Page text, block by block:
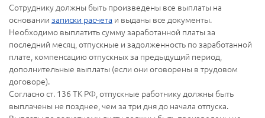
Сотруднику должны быть произведены все выплаты на
основании записки расчета и выданы все документы.
Необходимо выплатить сумму заработанной платы за
последний месяц, отпускные и задолженность по заработанной
плате, компенсацию отпускных за предыдущий период,
дополнительные выплаты (если они оговорены в трудовом
договоре).
Согласно ст. 136 ТК РФ, отпускные работнику должны быть
выплачены не позднее, чем за три дня до начала отпуска.